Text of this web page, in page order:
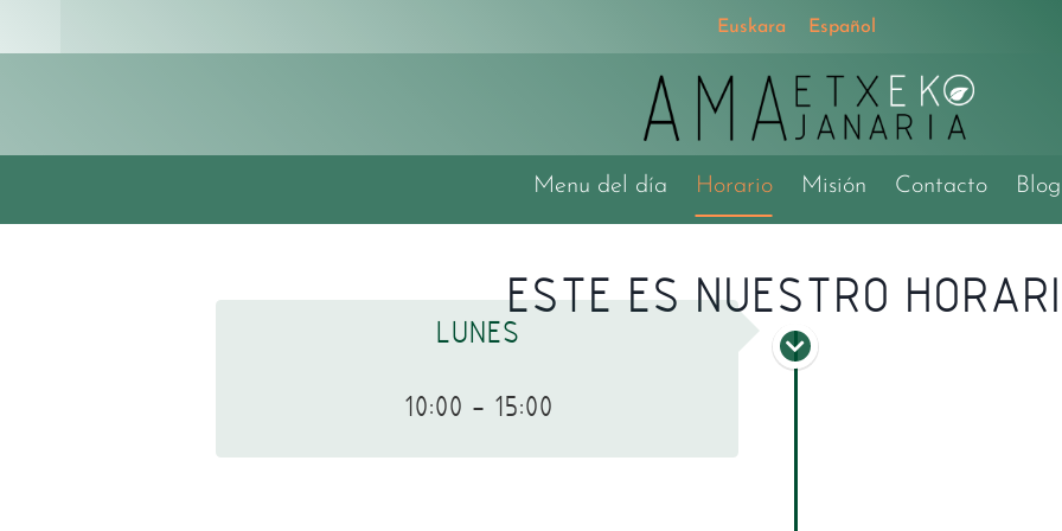
Euskara Español
Menu del día Horario Misión Contacto Blog
ESTE ES NUESTRO
LUNES
10:00 - 15:00